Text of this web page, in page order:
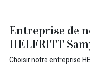
Entreprise de
HELFRITT
Choisir notre entreprise